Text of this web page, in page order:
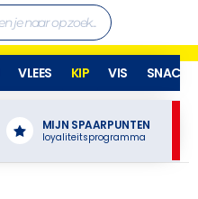
VLEES KIP VIS SNACKS
MIJN SPAARPUNTEN
loyaliteitsprogramma